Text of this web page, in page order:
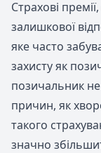
Страхові
залишкової
яке часто
захисту як
позичальник
причин, як
такого
значно